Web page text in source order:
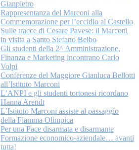
Gianpietro
Rappresentanza del Marconi alla
Commemorazione per l’eccidio al Castello
Sulle tracce di Cesare Pavese: il Marconi
in visita a Santo Stefano Belbo
Gli studenti della 2^ Amministrazione,
Finanza e Marketing incontrano Carlo
Volpi
Conferenze del Maggiore Gianluca Bellotti
all’Istituto Marconi
L’ANPI e gli studenti tortonesi ricordano
Hanna Arendt
L’Istituto Marconi assiste al passaggio
della Fiamma Olimpica
Per una Pace disarmata e disarmante
Formazione economico-aziendale… avanti
tutta!